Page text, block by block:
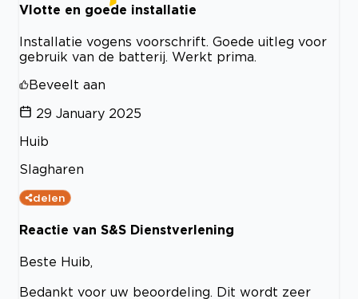
Vlotte en goede installatie
Installatie vogens voorschrift. Goede uitleg voor
gebruik van de batterij. Werkt prima.
Beveelt aan
29 January 2025
Huib
Slagharen
delen
Reactie van S&S Dienstverlening
Beste Huib,
Bedankt voor uw beoordeling. Dit wordt zeer